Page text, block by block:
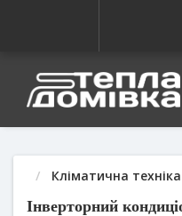
Кліматична техніка
Інверторний